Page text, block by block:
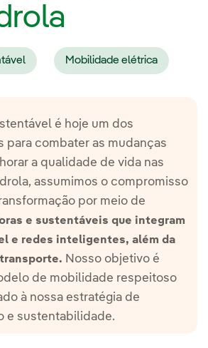
Mobilidade elétrica
é hoje um dos
para combater as mudanças
a qualidade de vida nas
assumimos o compromisso
por meio de
e sustentáveis que integram
e redes inteligentes, além da
Nosso objetivo é
de mobilidade respeitoso
à nossa estratégia de
e sustentabilidade.